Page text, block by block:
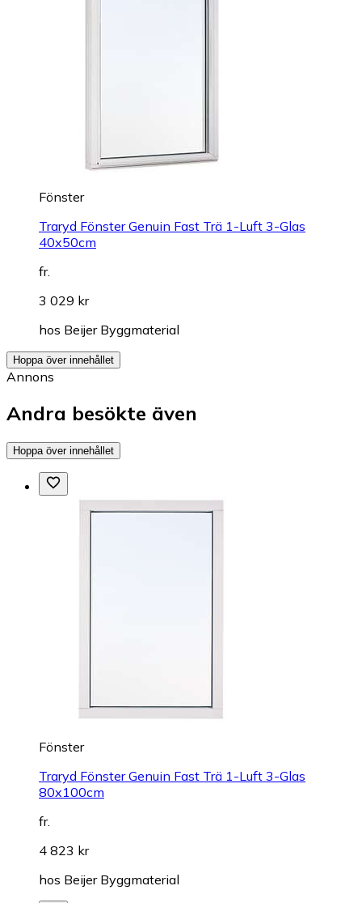
Fönster
Traryd Fönster Genuin Fast Trä 1-Luft 3-Glas
40x50cm
fr.
3 029 kr
hos Beijer Byggmaterial
Hoppa över innehållet
Annons
Andra besökte även
Hoppa över innehållet
Fönster
Traryd Fönster Genuin Fast Trä 1-Luft 3-Glas
80x100cm
fr.
4 823 kr
hos Beijer Byggmaterial